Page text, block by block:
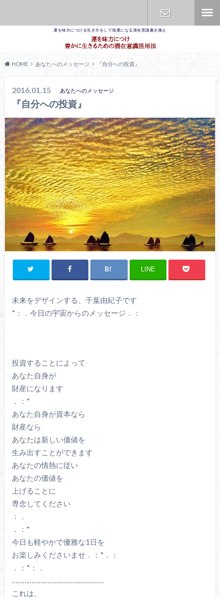
運を味方につける生き方をして強運になる潜在意識書き換え
HOME あなたへのメッセージ 『自分への投資』
2016.01.15 あなたへのメッセージ
『自分への投資』
LINE
未来をデザインする、千葉由紀子です
*：．今日の宇宙からのメッセージ．：
投資することによって
あなた自身が
財産になります
．：*
あなた自身が資本なら
財産なら
あなたは新しい価値を
生み出すことができます
あなたの情熱に従い
あなたの価値を
上げることに
専念してください
：．
．：*
今日も軽やかで優雅な1日を
お楽しみくださいませ．：*．：
．：*：．
……………………………………………
これは、